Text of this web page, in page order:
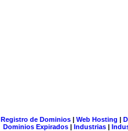
Registro de Dominios| Web Hosting |
Dominios Expirados | Industrias |